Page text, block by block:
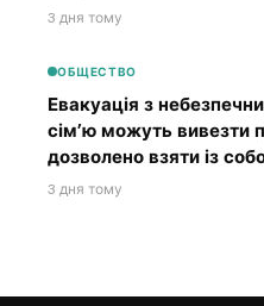
3 дня тому
ОБЩЕСТВО
Евакуація з
сім’ю можуть вивезти
дозволено взяти із
3 дня тому